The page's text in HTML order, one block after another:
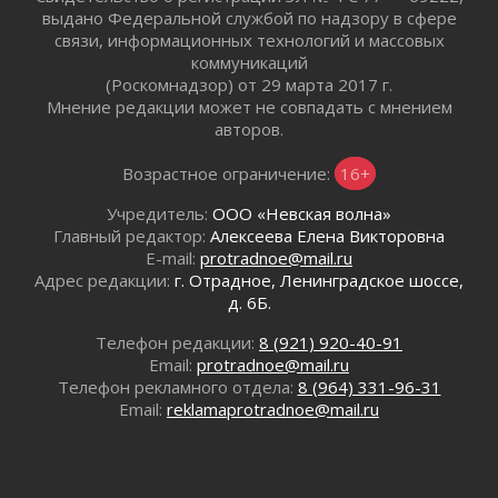
Открытое сердце и стремление делать добро
31 июля 2026
Давайте разберемся!
30 июля 2026
Круглую ригу в Гатчине отреставрируют в
30 июля 2026
Путешествие к западным рубежам
30 июля 2026
Лаголовская общеобразовательная школа
откроется к концу сентября
Ленобласть наводит порядок на дорогах и в
30 июля 2026
Комфортное лето: в Ленобласти 30 июля
выдано Федеральной службой по надзору в сфере
связи, информационных технологий и массовых
коммуникаций
(Роскомнадзор) от 29 марта 2017 г.
Мнение редакции может не совпадать с мнением
авторов.
Возрастное ограничение: 16+
Учредитель: ООО «Невская волна»
Главный редактор: Алексеева Елена Викторовна
E-mail: protradnoe@mail.ru
Адрес редакции: г. Отрадное, Ленинградское шоссе,
д. 6Б.
Телефон редакции: 8 (921) 920-40-91
Email: protradnoe@mail.ru
Телефон рекламного отдела: 8 (964) 331-96-31
Email: reklamaprotradnoe@mail.ru